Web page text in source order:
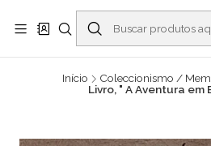
Buscantiguidades - Leilões.
Castelo -
Leia mais
Início Coleccionismo /
Livro, " A Aventura em